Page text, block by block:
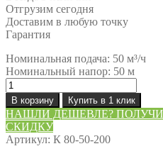
Отгрузим сегодня
Доставим в любую точку
Гарантия
Номинальная подача: 50 м³/ч
Номинальный напор: 50 м
Количество
товара
Насос
К
80-
50-
В корзину Купить в 1 клик
НАШЛИ ДЕШЕВЛЕ?
СКИДКУ
Артикул: К 80-50-200